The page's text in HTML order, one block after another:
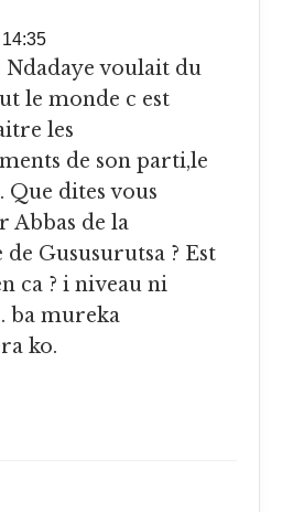
le monde c est
les
de son parti,le
Que dites vous
Abbas de la
Gususurutsa ? Est
ca ? i niveau ni
ba mureka
ko.